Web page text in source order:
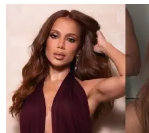
ACTUALIDAD
ESPECTÁCULOS
GEEKERS
MÚSICA
ENTRETENIMIENTO
PROGRAMACIÓN
INICIO
RADIO SPLENDID
CONTACTO